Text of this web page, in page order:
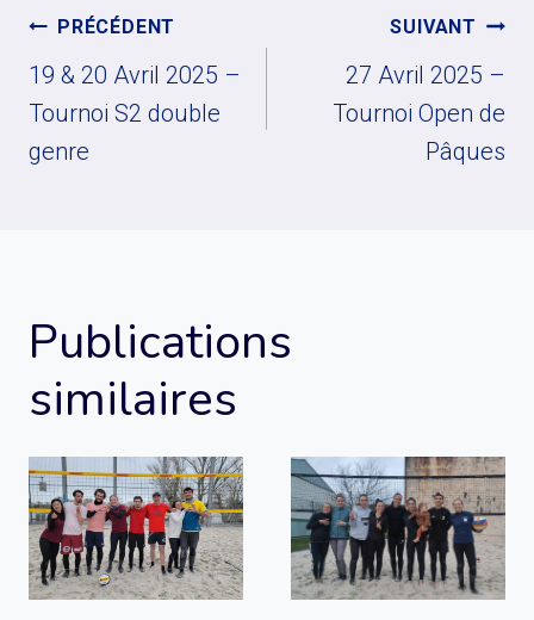
Navigation
de
l’article
PRÉCÉDENT
19 & 20 Avril 2025 –
Tournoi S2 double
genre
SUIVANT
27 Avril 2025 –
Tournoi Open de
Pâques
Publications
similaires